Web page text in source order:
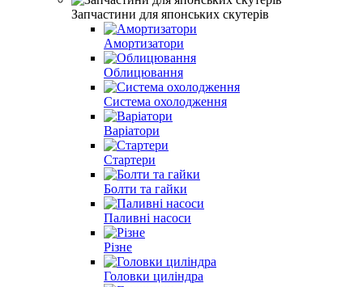
Запчастини для японських скутерів
Амортизатори
Облицювання
Система охолодження
Варіатори
Стартери
Болти та гайки
Паливні насоси
Різне
Головки циліндра